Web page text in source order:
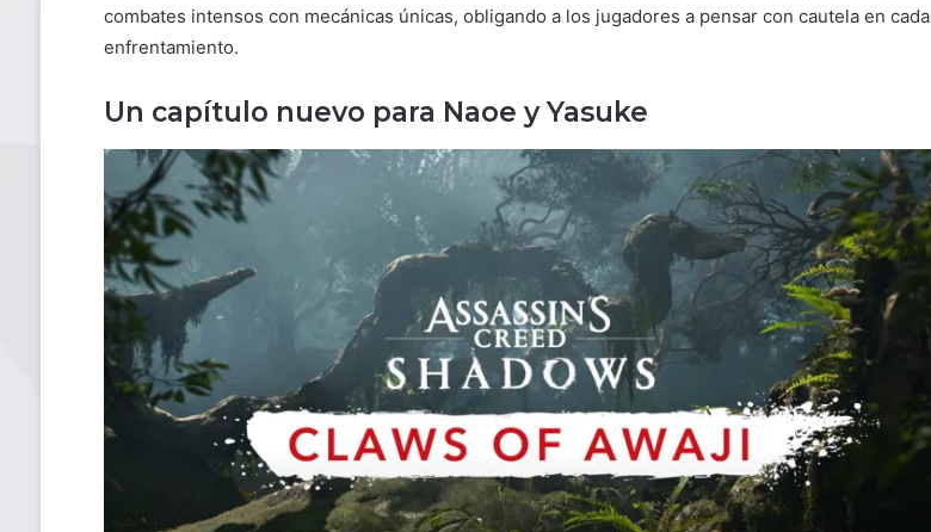
combates intensos con mecánicas únicas, obligando a los jugadores a pensar con cautela en cada
enfrentamiento.
Un capítulo nuevo para Naoe y Yasuke